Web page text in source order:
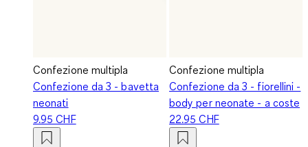
Confezione multipla
Confezione da 3 - bavetta
neonati
9.95 CHF
Confezione multipla
Confezione da 3 - fiorellini -
body per neonate - a coste
22.95 CHF